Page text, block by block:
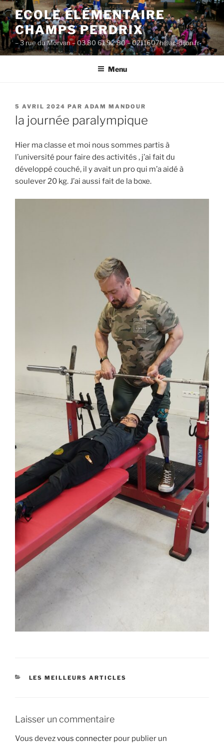
Aller
au
contenu
principal
ECOLE ÉLÉMENTAIRE
CHAMPS PERDRIX
– 3 rue du Morvan – 03 80 61 92 80 – 0211607h@ac-dijon.fr-
Menu
PUBLIÉ
LE
5 AVRIL 2024 PAR ADAM MANDOUR
la journée paralympique
Hier ma classe et moi nous sommes partis à
l’université pour faire des activités , j’ai fait du
développé couché, il y avait un pro qui m’a aidé à
soulever 20 kg. J’ai aussi fait de la boxe.
CATÉGORIES
LES MEILLEURS ARTICLES
Laisser un commentaire
Vous devezvous connecter pour publier un